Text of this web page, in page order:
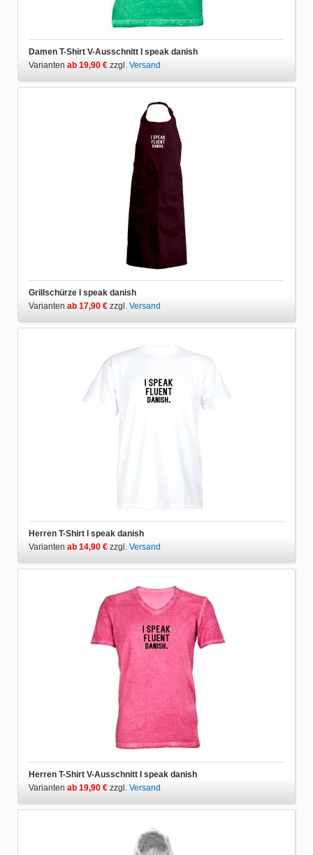
Damen T-Shirt V-Ausschnitt I speak danish
Varianten ab 19,90 € zzgl. Versand
Grillschürze I speak danish
Varianten ab 17,90 € zzgl. Versand
Herren T-Shirt I speak danish
Varianten ab 14,90 € zzgl. Versand
Herren T-Shirt V-Ausschnitt I speak danish
Varianten ab 19,90 € zzgl. Versand